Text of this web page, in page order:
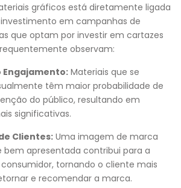
gráficos está diretamente ligada
em campanhas de
que optam por investir em cartazes
observam:
Engajamento: Materiais que se
têm maior probabilidade de
do público, resultando em
significativas.
Clientes: Uma imagem de marca
bem apresentada contribui para a
tornando o cliente mais
e recomendar a marca.